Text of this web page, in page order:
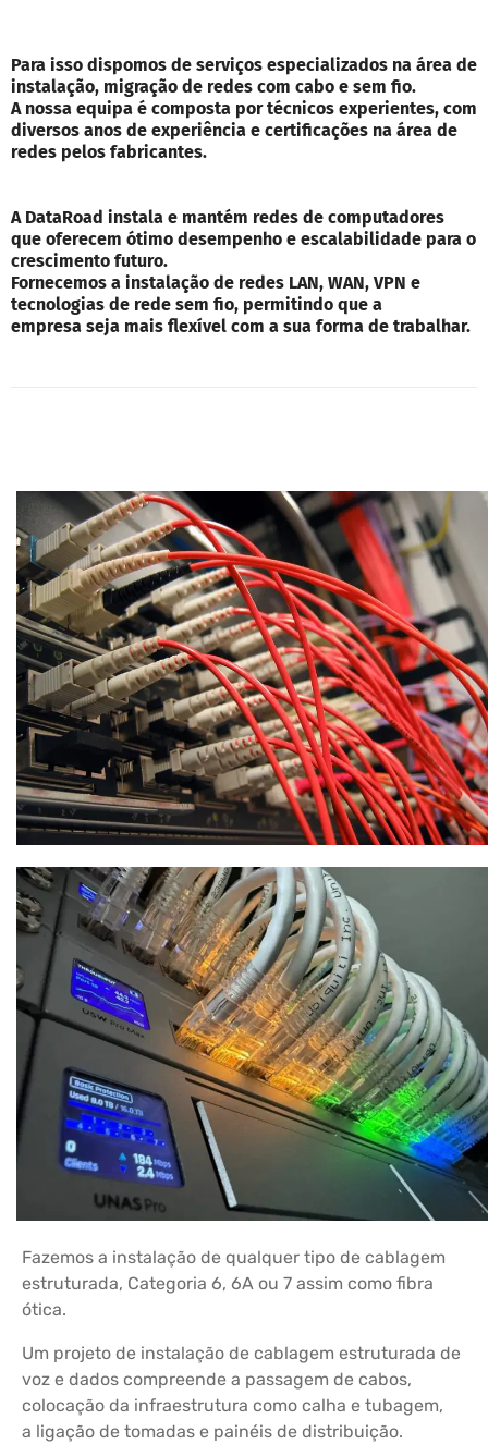
Para isso dispomos de serviços especializados na área de
instalação, migração de redes com cabo e sem fio.
A nossa equipa é composta por técnicos experientes, com
diversos anos de experiência e certificações na área de
redes pelos fabricantes.
A DataRoad instala e mantém redes de computadores
que oferecem ótimo desempenho e escalabilidade para o
crescimento futuro.
Fornecemos a instalação de redes LAN, WAN, VPN e
tecnologias de rede sem fio, permitindo que a
empresa seja mais flexível com a sua forma de trabalhar.
Fazemos a instalação de qualquer tipo de cablagem
estruturada, Categoria 6, 6A ou 7 assim como fibra
ótica.
Um projeto de instalação de cablagem estruturada de
voz e dados compreende a passagem de cabos,
colocação da infraestrutura como calha e tubagem,
a ligação de tomadas e painéis de distribuição.